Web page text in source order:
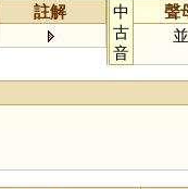
註解
中
古
音
聲
並